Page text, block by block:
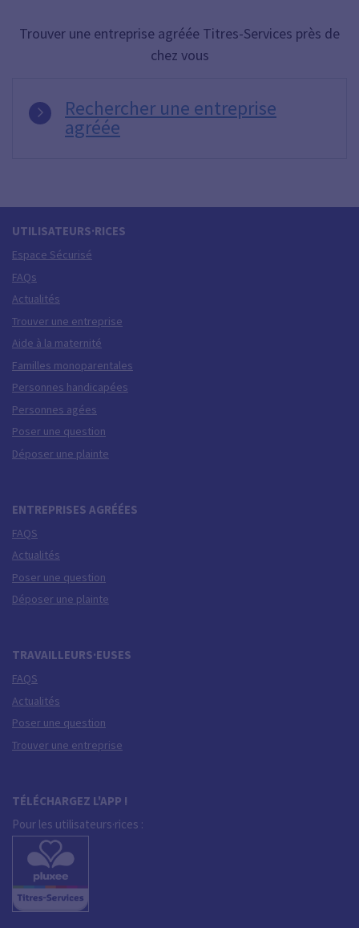
Trouver une entreprise agréée Titres-Services près de
chez vous
Rechercher une entreprise
agréée
UTILISATEURS·RICES
Espace Sécurisé
FAQs
Actualités
Trouver une entreprise
Aide à la maternité
Familles monoparentales
Personnes handicapées
Personnes agées
Poser une question
Déposer une plainte
ENTREPRISES AGRÉÉES
FAQS
Actualités
Poser une question
Déposer une plainte
TRAVAILLEURS·EUSES
FAQS
Actualités
Poser une question
Trouver une entreprise
TÉLÉCHARGEZ L'APP !
Pour les utilisateurs·rices :